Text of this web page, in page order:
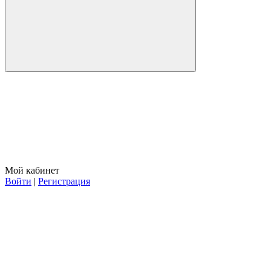
Мой кабинет
Войти | Регистрация